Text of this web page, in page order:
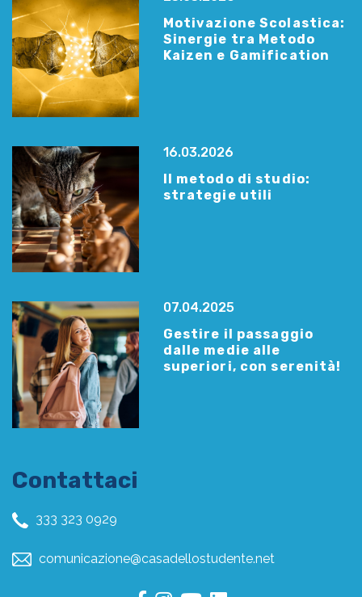
Motivazione Scolastica:
Sinergie tra Metodo
Kaizen e Gamification
16.03.2026
Il metodo di studio:
strategie utili
07.04.2025
Gestire il passaggio
dalle medie alle
superiori, con serenità!
Contattaci
333 323 0929
comunicazione@casadellostudente.net